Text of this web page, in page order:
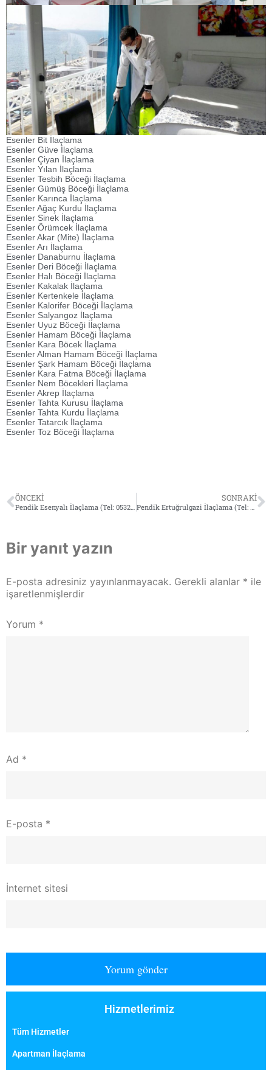
Esenler Bit İlaçlama
Esenler Güve İlaçlama
Esenler Çiyan İlaçlama
Esenler Yılan İlaçlama
Esenler Tesbih Böceği İlaçlama
Esenler Gümüş Böceği İlaçlama
Esenler Karınca İlaçlama
Esenler Ağaç Kurdu İlaçlama
Esenler Sinek İlaçlama
Esenler Örümcek İlaçlama
Esenler Akar (Mite) İlaçlama
Esenler Arı İlaçlama
Esenler Danaburnu İlaçlama
Esenler Deri Böceği İlaçlama
Esenler Halı Böceği İlaçlama
Esenler Kakalak İlaçlama
Esenler Kertenkele İlaçlama
Esenler Kalorifer Böceği İlaçlama
Esenler Salyangoz İlaçlama
Esenler Uyuz Böceği İlaçlama
Esenler Hamam Böceği İlaçlama
Esenler Kara Böcek İlaçlama
Esenler Alman Hamam Böceği İlaçlama
Esenler Şark Hamam Böceği İlaçlama
Esenler Kara Fatma Böceği İlaçlama
Esenler Nem Böcekleri İlaçlama
Esenler Akrep İlaçlama
Esenler Tahta Kurusu İlaçlama
Esenler Tahta Kurdu İlaçlama
Esenler Tatarcık İlaçlama
Esenler Toz Böceği İlaçlama
ÖNCEKI
Pendik Esenyalı İlaçlama (Tel: 0532 564 18 95)
SONRAKI
Pendik Ertuğrulgazi İlaçlama (Tel: 0532 564 18 95)
Bir yanıt yazın
E-posta adresiniz yayınlanmayacak. Gerekli alanlar * ile
işaretlenmişlerdir
Yorum *
Ad *
E-posta *
İnternet sitesi
Hizmetlerimiz
Tüm Hizmetler
Apartman İlaçlama